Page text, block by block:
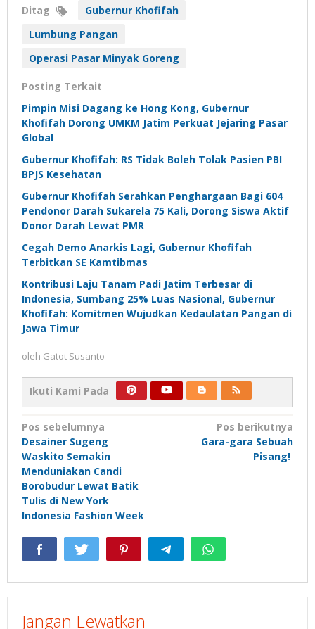
Ditag
Gubernur Khofifah
Lumbung Pangan
Operasi Pasar Minyak Goreng
Posting Terkait
Pimpin Misi Dagang ke Hong Kong, Gubernur
Khofifah Dorong UMKM Jatim Perkuat Jejaring Pasar
Global
Gubernur Khofifah: RS Tidak Boleh Tolak Pasien PBI
BPJS Kesehatan
Gubernur Khofifah Serahkan Penghargaan Bagi 604
Pendonor Darah Sukarela 75 Kali, Dorong Siswa Aktif
Donor Darah Lewat PMR
Cegah Demo Anarkis Lagi, Gubernur Khofifah
Terbitkan SE Kamtibmas
Kontribusi Laju Tanam Padi Jatim Terbesar di
Indonesia, Sumbang 25% Luas Nasional, Gubernur
Khofifah: Komitmen Wujudkan Kedaulatan Pangan di
Jawa Timur
oleh Gatot Susanto
Ikuti Kami Pada
Navigasi
pos
Pos sebelumnya
Desainer Sugeng
Waskito Semakin
Menduniakan Candi
Borobudur Lewat Batik
Tulis di New York
Indonesia Fashion Week
Pos berikutnya
Gara-gara Sebuah
Pisang!
Jangan Lewatkan